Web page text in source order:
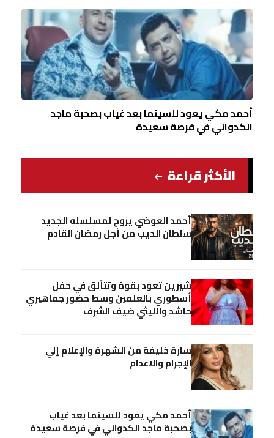
أحمد مكي يعود للسينما بعد غياب بصحبة ماجد
الكدواني في فرصة سعيدة
الأكثر قراءة
أحمد العوضي يروج لمسلسله الجديد
سلطان الديب من أجل رمضان القادم
شيرين تعود بقوة وتتألق في حفل
أسطوري بالعلمين وسط حضور جماهيري
حاشد والليثي ضيف الشرف
سارة خليفة من الشهرة والإعلام إلي
الإجرام والاعدام
أحمد مكي يعود للسينما بعد غياب
بصحبة ماجد الكدواني في فرصة سعيدة